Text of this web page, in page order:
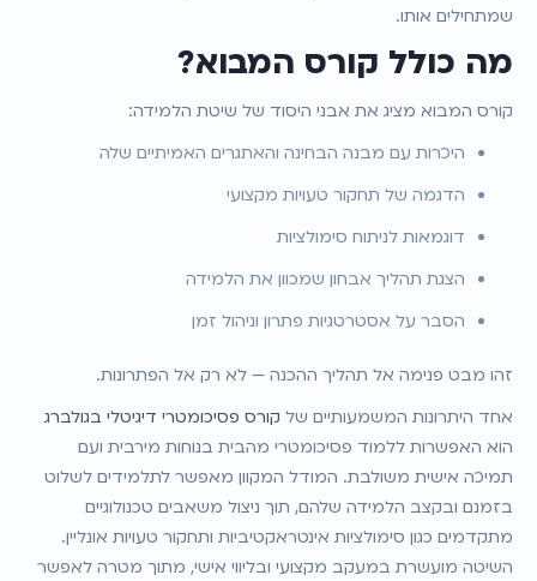
שמתחילים אותו.
מה כולל קורס המבוא?
קורס המבוא מציג את אבני היסוד של שיטת הלמידה:
היכרות עם מבנה הבחינה והאתגרים האמיתיים שלה
הדגמה של תחקור טעויות מקצועי
דוגמאות לניתוח סימולציות
הצגת תהליך אבחון שמכוון את הלמידה
הסבר על אסטרטגיות פתרון וניהול זמן
זהו מבט פנימה אל תהליך ההכנה — לא רק אל הפתרונות.
אחד היתרונות המשמעותיים של קורס פסיכומטרי דיגיטלי בגולברג
הוא האפשרות ללמוד פסיכומטרי מהבית בנוחות מירבית ועם
תמיכה אישית משולבת. המודל המקוון מאפשר לתלמידים לשלוט
בזמנם ובקצב הלמידה שלהם, תוך ניצול משאבים טכנולוגיים
מתקדמים כגון סימולציות אינטראקטיביות ותחקור טעויות אונליין.
השיטה מועשרת במעקב מקצועי ובליווי אישי, מתוך מטרה לאפשר